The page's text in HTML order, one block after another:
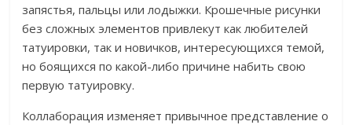
запястья, пальцы или лодыжки. Крошечные рисунки
без сложных элементов привлекут как любителей
татуировки, так и новичков, интересующихся темой,
но боящихся по какой-либо причине набить свою
первую татуировку.
Коллаборация изменяет привычное представление о